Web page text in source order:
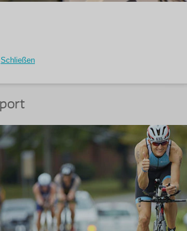
Schließen